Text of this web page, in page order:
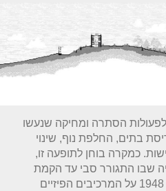
לפעולות הסתרה ומחיקה שנעשו
ב 1948- : הריסת בתים, החלפת נוף, שינוי
כמקרה בוחן לתופעה זו,
שבו התגורר סבי עד הקמת
המדינה. הפעולות שנעשו מאז 1948 על המרכיבים הפיזיים